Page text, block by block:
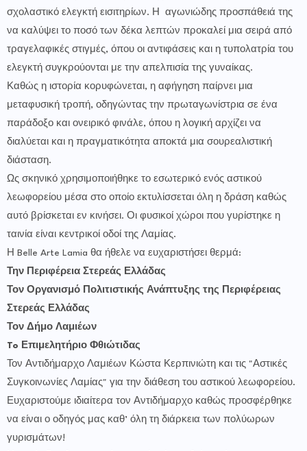
σχολαστικό ελεγκτή εισιτηρίων. Η αγωνιώδης προσπάθειά της
να καλύψει το ποσό των δέκα λεπτών προκαλεί μια σειρά από
τραγελαφικές στιγμές, όπου οι αντιφάσεις και η τυπολατρία του
ελεγκτή συγκρούονται με την απελπισία της γυναίκας.
Καθώς η ιστορία κορυφώνεται, η αφήγηση παίρνει μια
μεταφυσική τροπή, οδηγώντας την πρωταγωνίστρια σε ένα
παράδοξο και ονειρικό φινάλε, όπου η λογική αρχίζει να
διαλύεται και η πραγματικότητα αποκτά μια σουρεαλιστική
διάσταση.
Ως σκηνικό χρησιμοποιήθηκε το εσωτερικό ενός αστικού
λεωφορείου μέσα στο οποίο εκτυλίσσεται όλη η δράση καθώς
αυτό βρίσκεται εν κινήσει. Οι φυσικοί χώροι που γυρίστηκε η
ταινία είναι κεντρικοί οδοί της Λαμίας.
Η Belle Arte Lamia θα ήθελε να ευχαριστήσει θερμά:
Την Περιφέρεια Στερεάς Ελλάδας
Τον Οργανισμό Πολιτιστικής Ανάπτυξης της Περιφέρειας
Στερεάς Ελλάδας
Τον Δήμο Λαμιέων
To Επιμελητήριο Φθιώτιδας
Τον Αντιδήμαρχο Λαμιέων Κώστα Κερπινιώτη και τις "Αστικές
Συγκοινωνίες Λαμίας" για την διάθεση του αστικού λεωφορείου.
Ευχαριστούμε ιδιαίτερα τον Αντιδήμαρχο καθώς προσφέρθηκε
να είναι ο οδηγός μας καθ’ όλη τη διάρκεια των πολύωρων
γυρισμάτων!